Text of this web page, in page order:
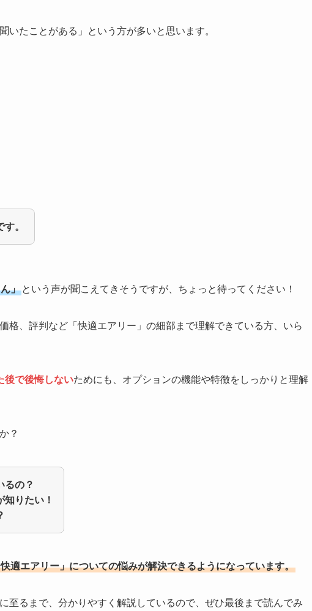
いたことがある」という方が多いと思います。
。
」 という声が聞こえてきそうですが、ちょっと待ってください！
格、評判など「快適エアリー」の細部まで理解できている方、いら
後で後悔しないためにも、オプションの機能や特徴をしっかりと理解
？
るの？
知りたい！
適エアリー」についての悩みが解決できるようになっています。
至るまで、分かりやすく解説しているので、ぜひ最後まで読んでみ